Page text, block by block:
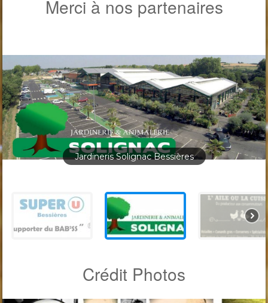
Merci à nos partenaires
Jardineris Solignac Bessières
Crédit Photos